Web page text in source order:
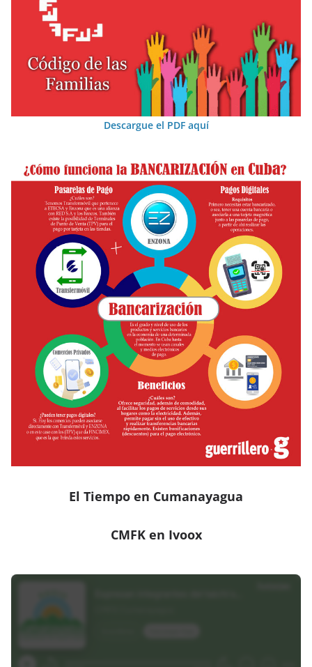
Descargue el PDF aquí
El Tiempo en Cumanayagua
CMFK en Ivoox